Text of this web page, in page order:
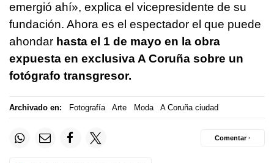
emergió ahí», explica el vicepresidente de su
fundación. Ahora es el espectador el que puede
ahondar hasta el 1 de mayo en la obra
expuesta en exclusiva A Coruña sobre un
fotógrafo transgresor.
Archivado en: Fotografía Arte Moda A Coruña ciudad
Comentar ·